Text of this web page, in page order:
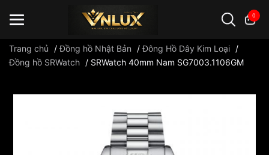
0
Trang chủ /Đồng hồ Nhật Bản /Đông Hồ Dây Kim Loại /
Đồng hồ SRWatch / SRWatch 40mm Nam SG7003.1106GM